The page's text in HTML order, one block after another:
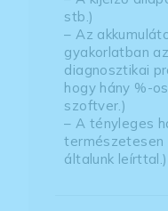
stb.)
– Az
gyakorlatban
diagnosztikai
hogy hány %-
szoftver.)
– A tényleges
természetesen
általunk leírttal.)